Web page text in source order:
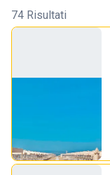
74 Risultati